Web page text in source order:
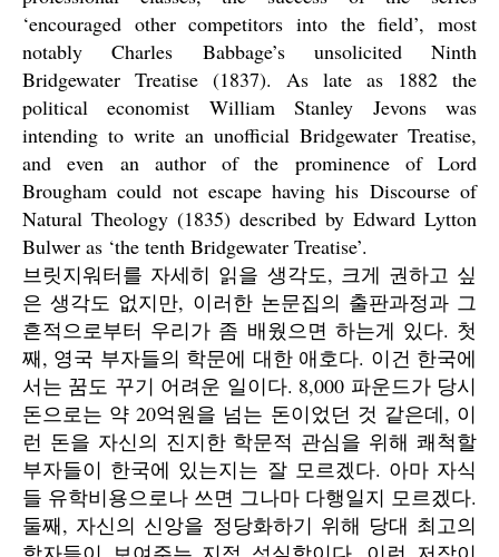
‘encouraged other competitors into the field’, most
notably Charles Babbage’s unsolicited Ninth
Bridgewater Treatise (1837). As late as 1882 the
political economist William Stanley Jevons was
intending to write an unofficial Bridgewater Treatise,
and even an author of the prominence of Lord
Brougham could not escape having his Discourse of
Natural Theology (1835) described by Edward Lytton
Bulwer as ‘the tenth Bridgewater Treatise’.
브릿지워터를 자세히 읽을 생각도, 크게 권하고 싶
은 생각도 없지만, 이러한 논문집의 출판과정과 그
흔적으로부터 우리가 좀 배웠으면 하는게 있다. 첫
째, 영국 부자들의 학문에 대한 애호다. 이건 한국에
서는 꿈도 꾸기 어려운 일이다. 8,000 파운드가 당시
돈으로는 약 20억원을 넘는 돈이었던 것 같은데, 이
런 돈을 자신의 진지한 학문적 관심을 위해 쾌척할
부자들이 한국에 있는지는 잘 모르겠다. 아마 자식
들 유학비용으로나 쓰면 그나마 다행일지 모르겠다.
둘째, 자신의 신앙을 정당화하기 위해 당대 최고의